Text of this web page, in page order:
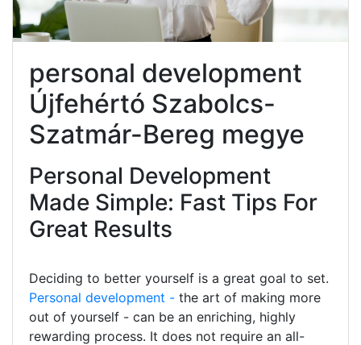
personal development
Újfehértó Szabolcs-
Szatmár-Bereg megye
Personal Development
Made Simple: Fast Tips For
Great Results
Deciding to better yourself is a great goal to set.
Personal development - the art of making more
out of yourself - can be an enriching, highly
rewarding process. It does not require an all-